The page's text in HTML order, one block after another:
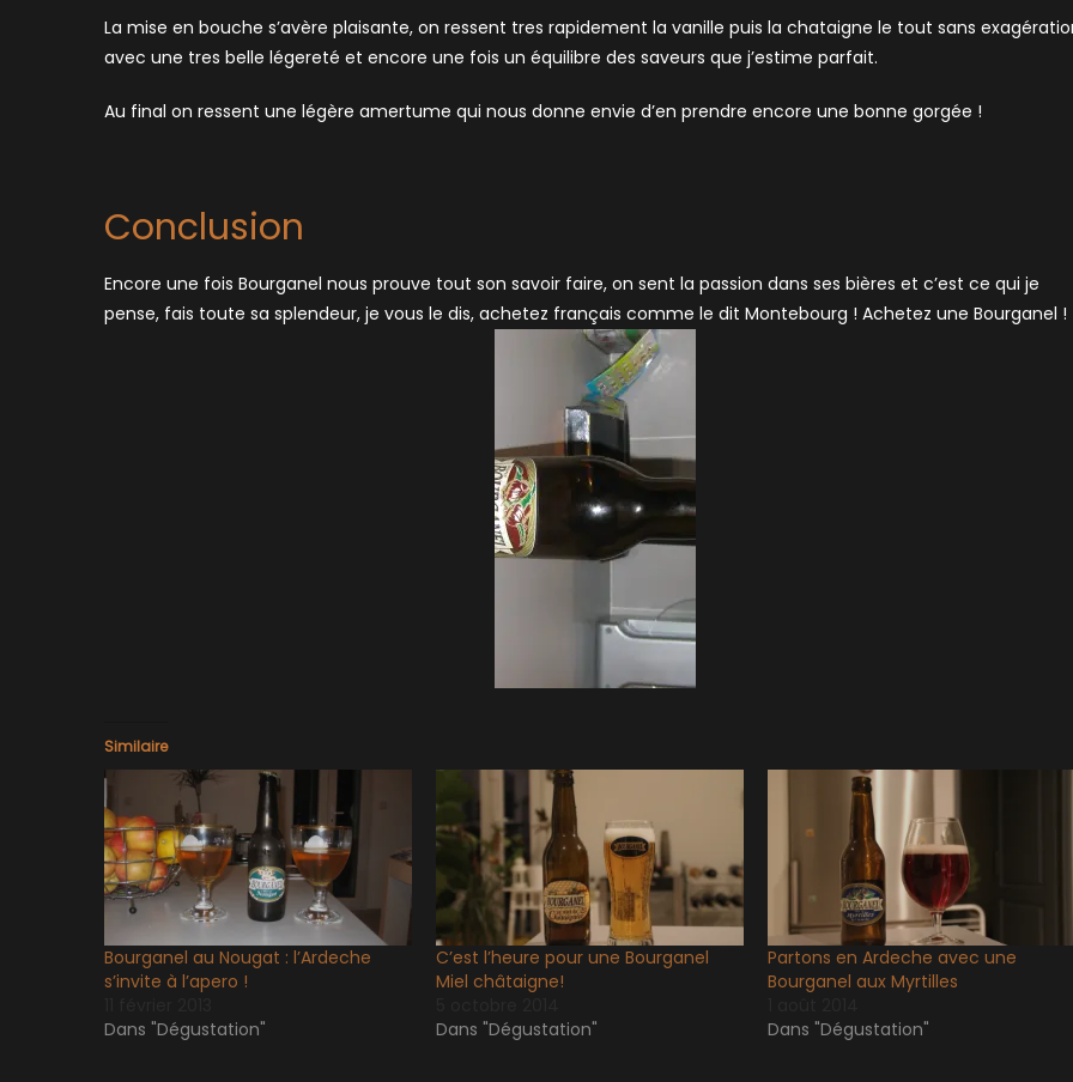
La mise en bouche s’avère plaisante, on ressent tres rapidement la vanille puis la chataigne le tout sans
avec une tres belle légereté et encore une fois un équilibre des saveurs que j’estime parfait.
Au final on ressent une légère amertume qui nous donne envie d’en prendre encore une bonne gorgée !
Conclusion
Encore une fois Bourganel nous prouve tout son savoir faire, on sent la passion dans ses bières et c’est ce qui je
pense, fais toute sa splendeur, je vous le dis, achetez français comme le dit Montebourg ! Achetez une Bourganel !
Similaire
Bourganel au Nougat : l’Ardeche
s’invite à l’apero !
Dans "Dégustation"
C’est l’heure pour une Bourganel
Miel châtaigne!
Dans "Dégustation"
Partons en Ardeche avec une
Bourganel aux Myrtilles
Dans "Dégustation"